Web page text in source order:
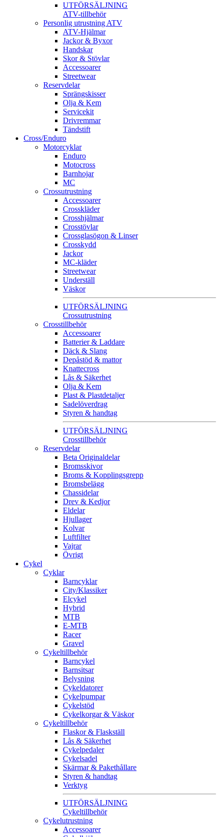
UTFÖRSÄLJNING
ATV-tillbehör
Personlig utrustning ATV
ATV-Hjälmar
Jackor & Byxor
Handskar
Skor & Stövlar
Accessoarer
Streetwear
Reservdelar
Sprängskisser
Olja & Kem
Servicekit
Drivremmar
Tändstift
Cross/Enduro
Motorcyklar
Enduro
Motocross
Barnhojar
MC
Crossutrustning
Accessoarer
Crosskläder
Crosshjälmar
Crosstövlar
Crossglasögon & Linser
Crosskydd
Jackor
MC-kläder
Streetwear
Underställ
Väskor
UTFÖRSÄLJNING
Crossutrustning
Crosstillbehör
Accessoarer
Batterier & Laddare
Däck & Slang
Depåstöd & mattor
Knattecross
Lås & Säkerhet
Olja & Kem
Plast & Plastdetaljer
Sadelöverdrag
Styren & handtag
UTFÖRSÄLJNING
Crosstillbehör
Reservdelar
Beta Originaldelar
Bromsskivor
Broms & Kopplingsgrepp
Bromsbelägg
Chassidelar
Drev & Kedjor
Eldelar
Hjullager
Kolvar
Luftfilter
Vajrar
Övrigt
Cykel
Cyklar
Barncyklar
City/Klassiker
Elcykel
Hybrid
MTB
E-MTB
Racer
Gravel
Cykeltillbehör
Barncykel
Barnsitsar
Belysning
Cykeldatorer
Cykelpumpar
Cykelstöd
Cykelkorgar & Väskor
Cykeltillbehör
Flaskor & Flaskställ
Lås & Säkerhet
Cykelpedaler
Cykelsadel
Skärmar & Pakethållare
Styren & handtag
Verktyg
UTFÖRSÄLJNING
Cykeltillbehör
Cykelutrustning
Accessoarer